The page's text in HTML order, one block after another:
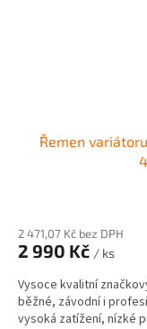
Řemen
2 471,07 Kč bez DPH
2 990 Kč / ks
Vysoce kvalitní
běžné, závodní i
vysoká zatížení, nízké